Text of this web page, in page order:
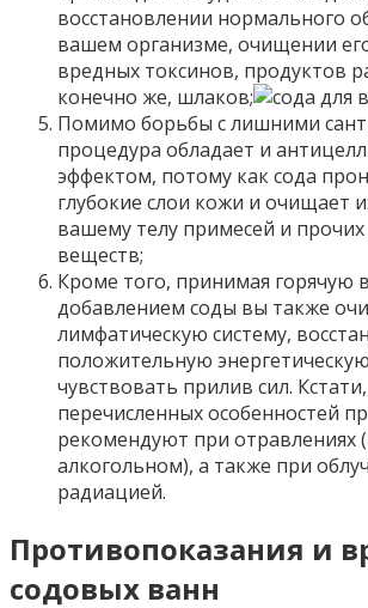
восстановлении нормального
вашем организме, очищении
вредных токсинов, продуктов
конечно же, шлаков;
Помимо борьбы с лишними
процедура обладает и
эффектом, потому как сода
глубокие слои кожи и очищает
вашему телу примесей и
веществ;
Кроме того, принимая горячую
добавлением соды вы также
лимфатическую систему,
положительную
чувствовать прилив сил.
перечисленных особенностей
рекомендуют при отравлениях
алкогольном), а также при
радиацией.
Противопоказания и
содовых ванн